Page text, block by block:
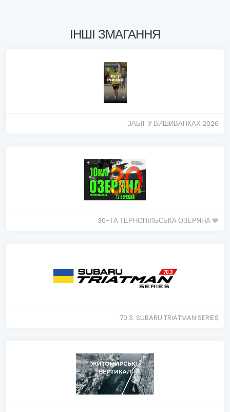
ІНШІ ЗМАГАННЯ
ЗАБІГ У ВИШИВАНКАХ 2026
30-ТА ТЕРНОПІЛЬСЬКА ОЗЕРЯНА 💙
70.3. SUBARU TRIATMAN SERIES